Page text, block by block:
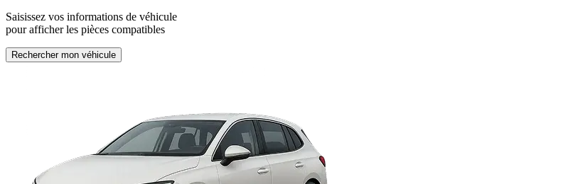
Saisissez vos informations de véhicule
pour afficher les pièces compatibles
Rechercher mon véhicule